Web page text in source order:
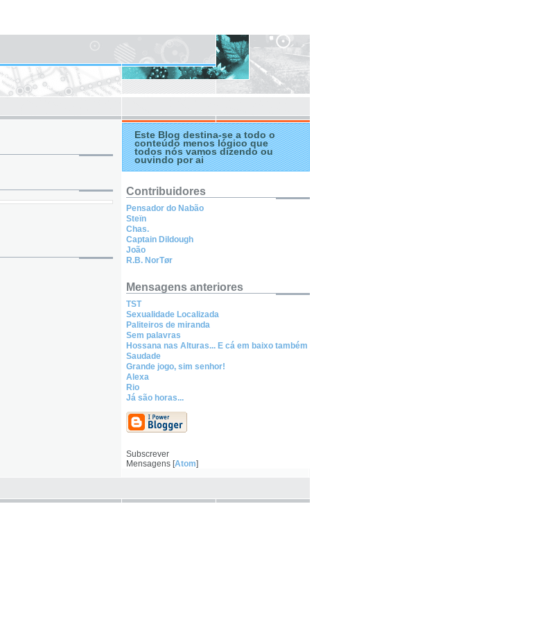
Este Blog destina-se a todo o
conteúdo menos lógico que
todos nós vamos dizendo ou
ouvindo por ai
Contribuidores
Pensador do Nabão
Steïn
Chas.
Captain Dildough
João
R.B. NorTør
Mensagens anteriores
TST
Sexualidade Localizada
Paliteiros de miranda
Sem palavras
Hossana nas Alturas... E cá em baixo também
Saudade
Grande jogo, sim senhor!
Alexa
Rio
Já são horas...
Subscrever
Mensagens [Atom]